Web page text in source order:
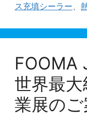
ス充填シーラー、
世界最
業展のご